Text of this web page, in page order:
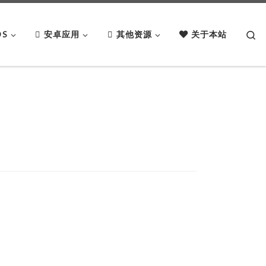
安卓应用 其他资源 关于本站